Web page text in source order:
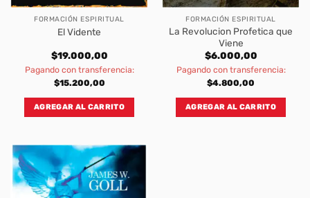
FORMACIÓN ESPIRITUAL
El Vidente
$19.000,00
Pagando con transferencia:
$15.200,00
AGREGAR AL CARRITO
FORMACIÓN ESPIRITUAL
La Revolucion Profetica que
Viene
$6.000,00
Pagando con transferencia:
$4.800,00
AGREGAR AL CARRITO